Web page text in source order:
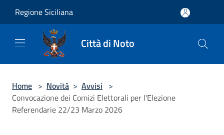
Regione Siciliana
Città di Noto
Home > Novità > Avvisi >
Convocazione dei Comizi Elettorali per l'Elezione
Referendarie 22/23 Marzo 2026